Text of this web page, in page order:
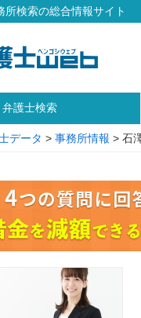
所検索の総合情報サイト
弁護士検索
データ > 事務所情報 > 石